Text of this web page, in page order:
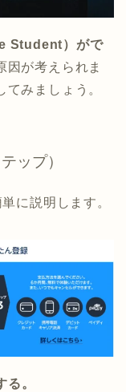
Student）がで
因が考えられま
みましょう。
ップ）
に説明します。
。